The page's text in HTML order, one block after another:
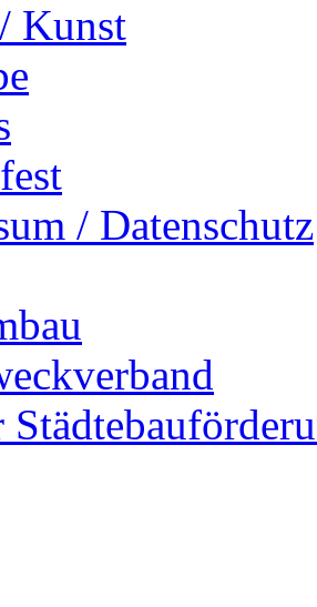
Kunst
/ Datenschutz